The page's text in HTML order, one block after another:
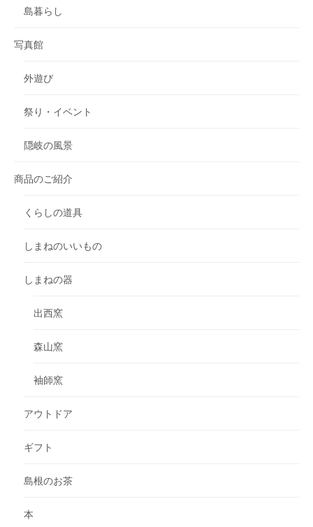
島暮らし
写真館
外遊び
祭り・イベント
隠岐の風景
商品のご紹介
くらしの道具
しまねのいいもの
しまねの器
出西窯
森山窯
袖師窯
アウトドア
ギフト
島根のお茶
本